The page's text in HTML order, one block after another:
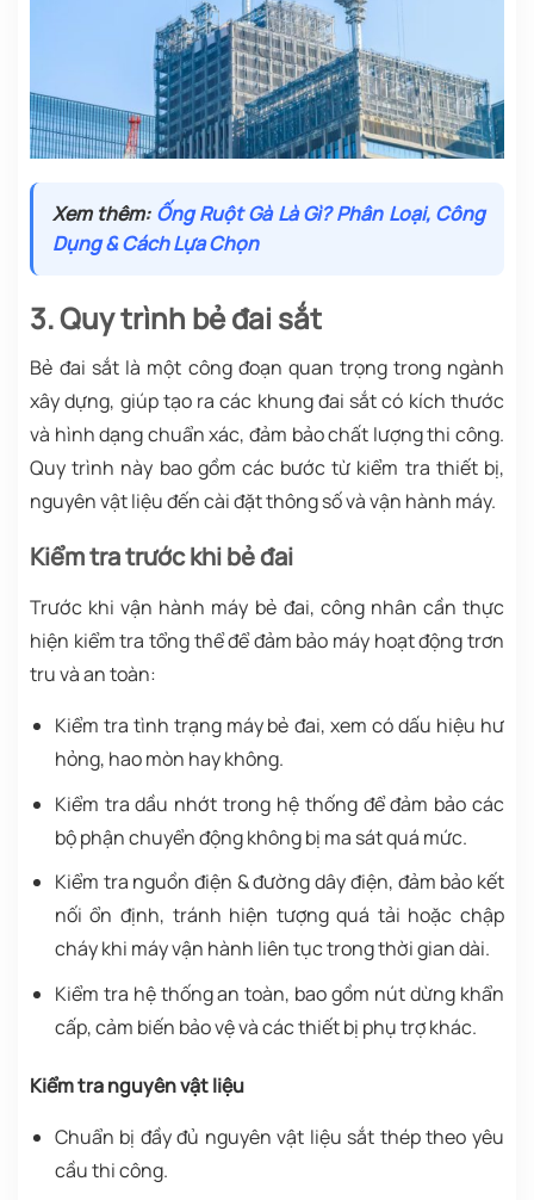
Xem thêm:Ống Ruột Gà Là Gì? Phân Loại, Công
Dụng & Cách Lựa Chọn
3. Quy trình bẻ đai sắt
Bẻ đai sắt là một công đoạn quan trọng trong ngành
xây dựng, giúp tạo ra các khung đai sắt có kích thước
và hình dạng chuẩn xác, đảm bảo chất lượng thi công.
Quy trình này bao gồm các bước từ kiểm tra thiết bị,
nguyên vật liệu đến cài đặt thông số và vận hành máy.
Kiểm tra trước khi bẻ đai
Trước khi vận hành máy bẻ đai, công nhân cần thực
hiện kiểm tra tổng thể để đảm bảo máy hoạt động trơn
tru và an toàn:
Kiểm tra tình trạng máy bẻ đai, xem có dấu hiệu hư
hỏng, hao mòn hay không.
Kiểm tra dầu nhớt trong hệ thống để đảm bảo các
bộ phận chuyển động không bị ma sát quá mức.
Kiểm tra nguồn điện & đường dây điện, đảm bảo kết
nối ổn định, tránh hiện tượng quá tải hoặc chập
cháy khi máy vận hành liên tục trong thời gian dài.
Kiểm tra hệ thống an toàn, bao gồm nút dừng khẩn
cấp, cảm biến bảo vệ và các thiết bị phụ trợ khác.
Kiểm tra nguyên vật liệu
Chuẩn bị đầy đủ nguyên vật liệu sắt thép theo yêu
cầu thi công.